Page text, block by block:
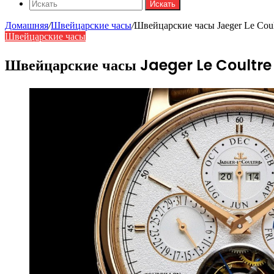
Искать
Домашняя/Швейцарские часы/Швейцарские часы Jaeger Le
Швейцарские часы
Швейцарские часы Jaeger Le Coultre